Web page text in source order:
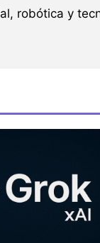
robótica y